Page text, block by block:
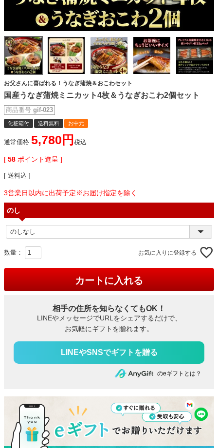
お父さんに喜ばれる！うなぎ蒲焼＆おこわセット
国産うなぎ蒲焼ミニカット4枚＆うなぎおこわ2個セット
商品番号 gif-023
化粧箱付 送料無料 お中元
通常価格 5,780 税込
[ 58 ポイント進呈 ]
送料込
3営業日以内に出荷予定※お届け指定を除く
のし
お気に入りに登録する
カートに入れる
相手の住所を知らなくてもOK！
LINEやメッセージでURLをシェアするだけで、
お気軽にギフトを贈れます。
のeギフトとは？